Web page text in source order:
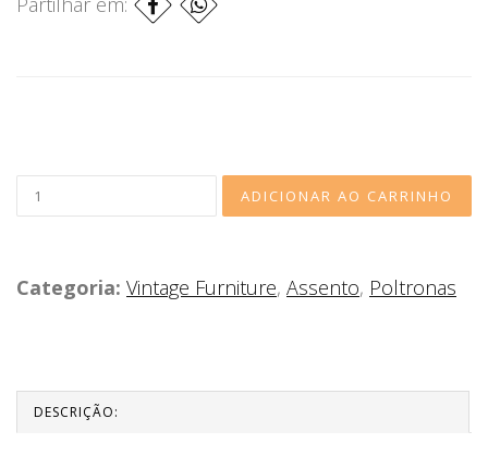
Categoria: Vintage Furniture, Assento, Poltronas
DESCRIÇÃO: